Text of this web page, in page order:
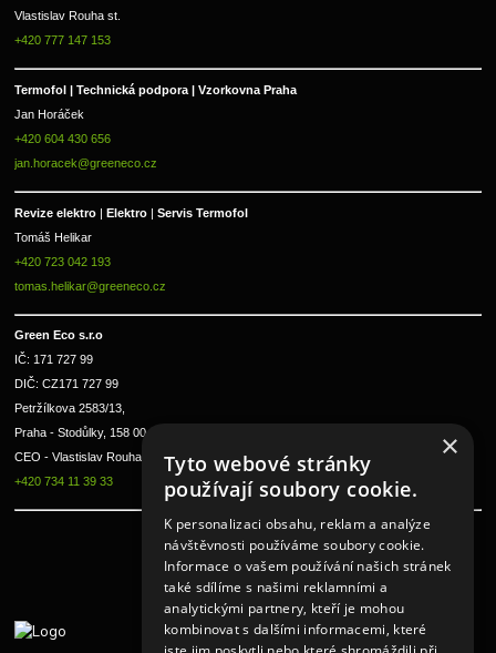
Vlastislav Rouha st.
+420 777 147 153
Termofol | Technická podpora | Vzorkovna Praha
Jan Horáček
+420 604 430 656
jan.horacek@greeneco.cz
Revize elektro | Elektro | Servis Termofol
Tomáš Helikar
+420 723 042 193
tomas.helikar@greeneco.cz
Green Eco s.r.o
IČ: 171 727 99
DIČ: CZ171 727 99
Petržílkova 2583/13,
Praha - Stodůlky, 158 00
CEO - Vlastislav Rouha ml.
+420 734 11 39 33
×
Tyto webové stránky
používají soubory cookie.
K personalizaci obsahu, reklam a analýze
návštěvnosti používáme soubory cookie.
Informace o vašem používání našich stránek
také sdílíme s našimi reklamními a
analytickými partnery, kteří je mohou
kombinovat s dalšími informacemi, které